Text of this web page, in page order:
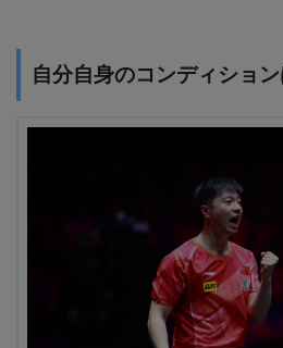
自分自身のコンディショ